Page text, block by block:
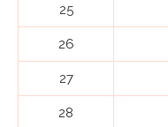
25
26
27
28